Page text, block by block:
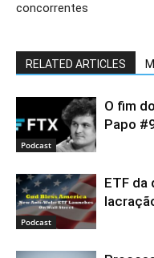
concorrentes
RELATED ARTICLES
Podcast
O fim
Papo
Podcast
ETF da